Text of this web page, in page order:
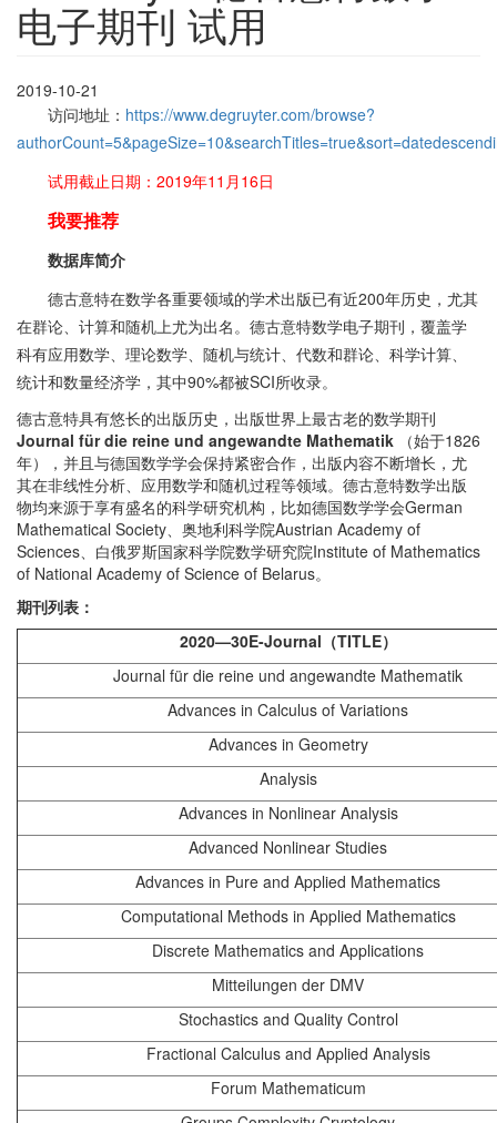
电子期刊 试用
2019-10-21
访问地址： https://www.degruyter.com/browse?
试用截止日期：2019年11月16日
我要推荐
数据库简介
德古意特在数学各重要领域的学术出版已有近200年历史，尤其
在群论、计算和随机上尤为出名。德古意特数学电子期刊，覆盖学
科有应用数学、理论数学、随机与统计、代数和群论、科学计算、
统计和数量经济学，其中90%都被SCI所收录。
德古意特具有悠长的出版历史，出版世界上最古老的数学期刊
Journal für die reine und angewandte Mathematik
（始于1826
年），并且与德国数学学会保持紧密合作，出版内容不断增长，尤
其在非线性分析、应用数学和随机过程等领域。德古意特数学出版
物均来源于享有盛名的科学研究机构，比如德国数学学会German
Mathematical Society、奥地利科学院Austrian Academy of
Sciences、白俄罗斯国家科学院数学研究院Institute of Mathematics
of National Academy of Science of Belarus。
期刊列表：
2020—30E-Journal （TITLE）
Journal für die reine und angewandte Mathematik
Advances in Calculus of Variations
Advances in Geometry
Analysis
Advances in Nonlinear Analysis
Advanced Nonlinear Studies
Advances in Pure and Applied Mathematics
Computational Methods in Applied Mathematics
Discrete Mathematics and Applications
Mitteilungen der DMV
Stochastics and Quality Control
Fractional Calculus and Applied Analysis
Forum Mathematicum